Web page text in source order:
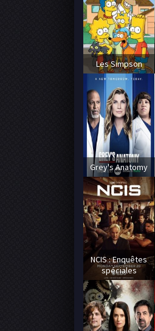
Les Simpson
Grey's Anatomy
NCIS : Enquêtes
spéciales